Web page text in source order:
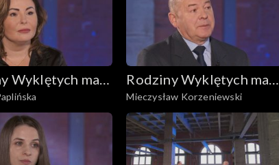
Wyklętych mają
Rodziny Wyklętych mają
głos
Mieczysław Korzeniewski